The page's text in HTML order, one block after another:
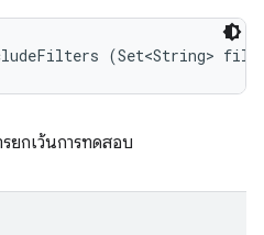
(Set<String>
ยกเว้นการทดสอบ